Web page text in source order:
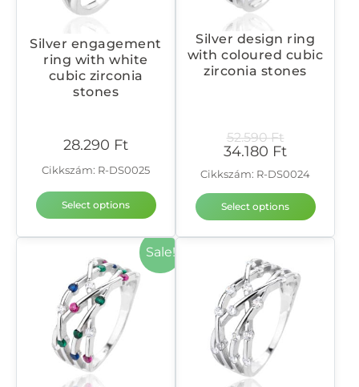
Silver engagement
ring with white
cubic zirconia
stones
28.290 Ft
Cikkszám: R-DS0025
Select options
Silver design ring
with coloured cubic
zirconia stones
52.590Ft
34.180 Ft
Cikkszám: R-DS0024
Select options
Sale!